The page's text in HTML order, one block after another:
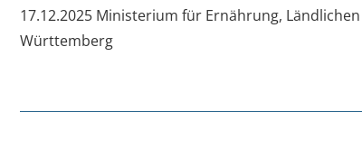
17.12.2025 Ministerium für Ernährung,
Württemberg